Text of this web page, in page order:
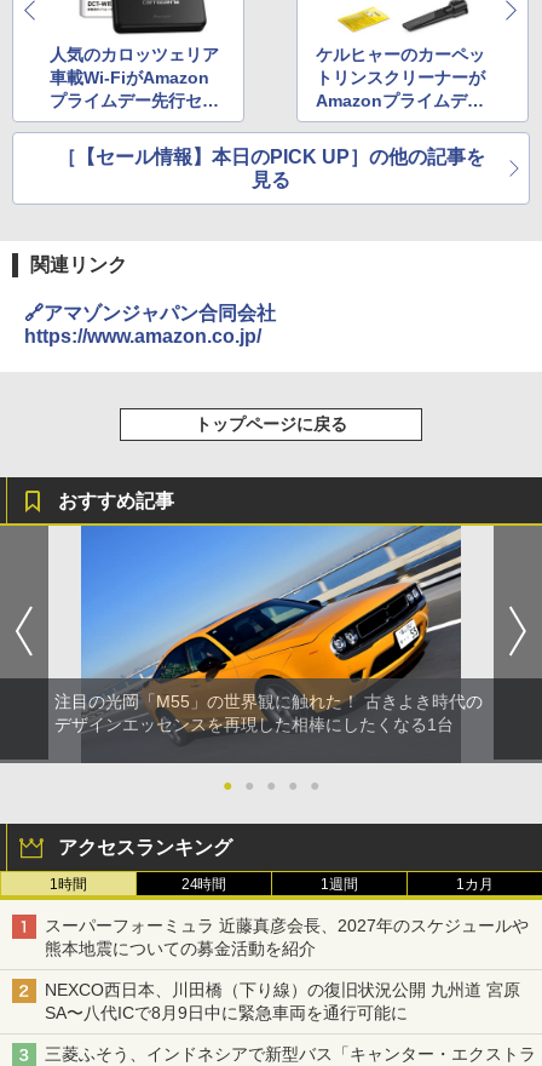
人気のカロッツェリア
車載Wi-FiがAmazon
プライムデー先行セー
ルで1万6800円！
ケルヒャーのカーペッ
トリンスクリーナーが
Amazonプライムデー
先行セールに3万円切
りで登場！
［【セール情報】本日のPICK UP］の他の記事を
見る
関連リンク
🔗アマゾンジャパン合同会社
https://www.amazon.co.jp/
トップページに戻る
おすすめ記事
注目の光岡「M55」の世界観に触れた！ 古きよき時代の
デザインエッセンスを再現した相棒にしたくなる1台
● ● ● ● ●
アクセスランキング
1時間 24時間 1週間 1カ月
スーパーフォーミュラ 近藤真彦会長、2027年のスケジュールや
熊本地震についての募金活動を紹介
NEXCO西日本、川田橋（下り線）の復旧状況公開 九州道 宮原
SA〜八代ICで8月9日中に緊急車両を通行可能に
三菱ふそう、インドネシアで新型バス「キャンター・エクストラ